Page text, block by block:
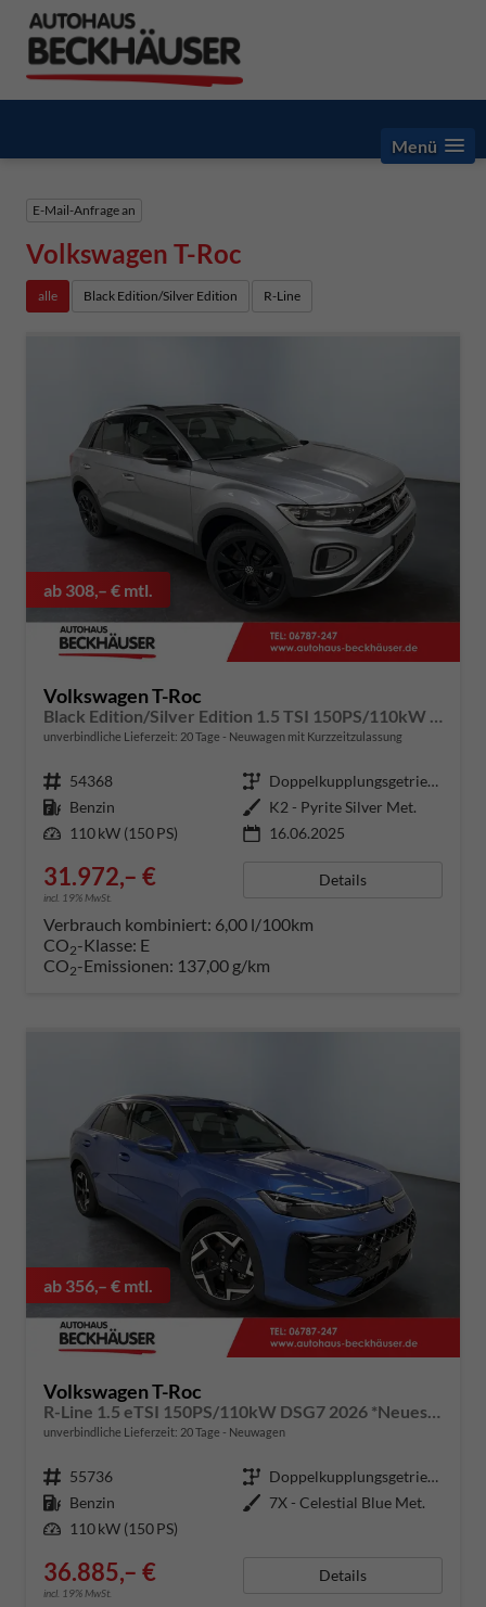
Menü
E-Mail-Anfrage an
Volkswagen T-Roc
alle Black Edition/Silver Edition R-Line
ab 308,– € mtl.
Volkswagen T-Roc
Black Edition/Silver Edition 1.5 TSI 150PS/110kW DSG 2025 +Black Paket+19"ALU+MATRIX+PANO
unverbindliche Lieferzeit: 20 Tage Neuwagen mit Kurzzeitzulassung
Fahrzeugnummer 54368 Getriebe
Doppelkupplungsgetriebe (DSG)
Kraftstoff Benzin Außenfarbe K2 - Pyrite Silver Met.
Leistung 110 kW (150 PS) 16.06.2025
31.972,– €
incl. 19% MwSt.
Details
Verbrauch kombiniert: 6,00 l/100km
CO2-Klasse: E
CO2-Emissionen: 137,00 g/km
ab 356,– € mtl.
Volkswagen T-Roc
R-Line 1.5 eTSI 150PS/110kW DSG7 2026 *Neues Modell* +AHK+PARK ASSIST PLUS+18"ALU
unverbindliche Lieferzeit: 20 Tage Neuwagen
Fahrzeugnummer 55736 Getriebe
Doppelkupplungsgetriebe (DSG)
Kraftstoff Benzin Außenfarbe 7X - Celestial Blue Met.
Leistung 110 kW (150 PS)
36.885,– €
incl. 19% MwSt.
Details